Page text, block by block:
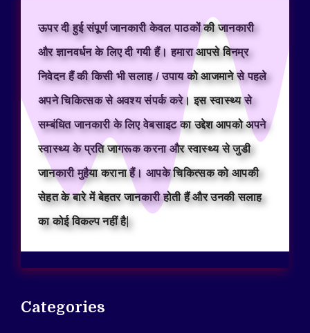
ऊपर दी हुई संपूर्ण जानकारी केवल पाठकों की जानकारी
और ज्ञानवर्धन के लिए दी गयी हैं। हमारा आपसे विनम्र
निवेदन हैं की किसी भी सलाह / उपाय को आजमाने से पहले
अपने चिकित्सक से अवश्य संपर्क करे। इस स्वास्थ्य से
सम्बंधित जानकारी के लिए वेबसाइट का उद्देश आपको अपने
स्वास्थ्य के प्रति जागरूक करना और स्वास्थ्य से जुडी
जानकारी मुहैया कराना हैं। आपके चिकित्सक को आपकी
सेहत के बारे में बेहतर जानकारी होती हैं और उनकी सलाह
का कोई विकल्प नहीं है|
Categories